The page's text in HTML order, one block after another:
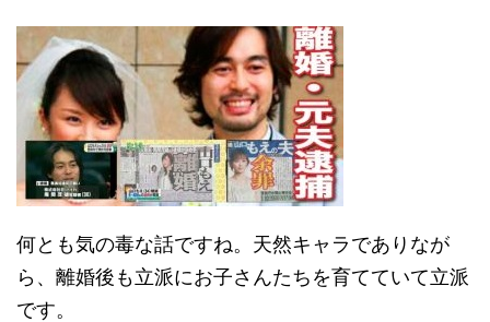
何とも気の毒な話ですね。天然キャラでありなが
ら、離婚後も立派にお子さんたちを育てていて立派
です。